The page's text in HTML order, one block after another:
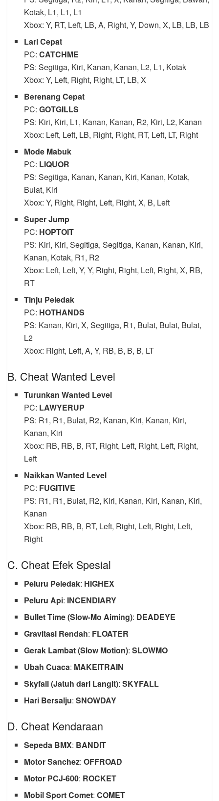
Kotak, L1, L1, L1
Xbox: Y, RT, Left, LB, A, Right, Y, Down, X, LB, LB, LB
Lari Cepat
PC:CATCHME
PS: Segitiga, Kiri, Kanan, Kanan, L2, L1, Kotak
Xbox: Y, Left, Right, Right, LT, LB, X
Berenang Cepat
PC:GOTGILLS
PS: Kiri, Kiri, L1, Kanan, Kanan, R2, Kiri, L2, Kanan
Xbox: Left, Left, LB, Right, Right, RT, Left, LT, Right
Mode Mabuk
PC: LIQUOR
PS: Segitiga, Kanan, Kanan, Kiri, Kanan, Kotak,
Bulat, Kiri
Xbox: Y, Right, Right, Left, Right, X, B, Left
Super Jump
PC: HOPTOIT
PS: Kiri, Kiri, Segitiga, Segitiga, Kanan, Kanan, Kiri,
Kanan, Kotak, R1, R2
Xbox: Left, Left, Y, Y, Right, Right, Left, Right, X, RB,
RT
Tinju Peledak
PC: HOTHANDS
PS: Kanan, Kiri, X, Segitiga, R1, Bulat, Bulat, Bulat,
L2
Xbox: Right, Left, A, Y, RB, B, B, B, LT
B. Cheat Wanted Level
Turunkan Wanted Level
PC: LAWYERUP
PS: R1, R1, Bulat, R2, Kanan, Kiri, Kanan, Kiri,
Kanan, Kiri
Xbox: RB, RB, B, RT, Right, Left, Right, Left, Right,
Left
Naikkan Wanted Level
PC: FUGITIVE
PS: R1, R1, Bulat, R2, Kiri, Kanan, Kiri, Kanan, Kiri,
Kanan
Xbox: RB, RB, B, RT, Left, Right, Left, Right, Left,
Right
C. Cheat Efek Spesial
Peluru Peledak: HIGHEX
Peluru Api: INCENDIARY
Bullet Time (Slow-Mo Aiming): DEADEYE
Gravitasi Rendah: FLOATER
Gerak Lambat (Slow Motion):SLOWMO
Ubah Cuaca: MAKEITRAIN
Skyfall (Jatuh dari Langit):SKYFALL
Hari Bersalju:SNOWDAY
D. Cheat Kendaraan
Sepeda BMX: BANDIT
Motor Sanchez:OFFROAD
Motor PCJ-600: ROCKET
Mobil Sport Comet:COMET